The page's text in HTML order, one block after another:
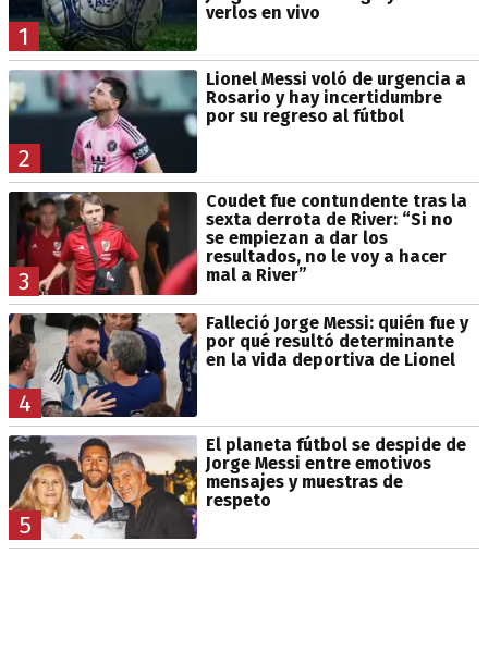
1
verlos en vivo
2
Lionel Messi voló de urgencia a
Rosario y hay incertidumbre
por su regreso al fútbol
3
Coudet fue contundente tras la
sexta derrota de River: “Si no
se empiezan a dar los
resultados, no le voy a hacer
mal a River”
4
Falleció Jorge Messi: quién fue y
por qué resultó determinante
en la vida deportiva de Lionel
5
El planeta fútbol se despide de
Jorge Messi entre emotivos
mensajes y muestras de
respeto